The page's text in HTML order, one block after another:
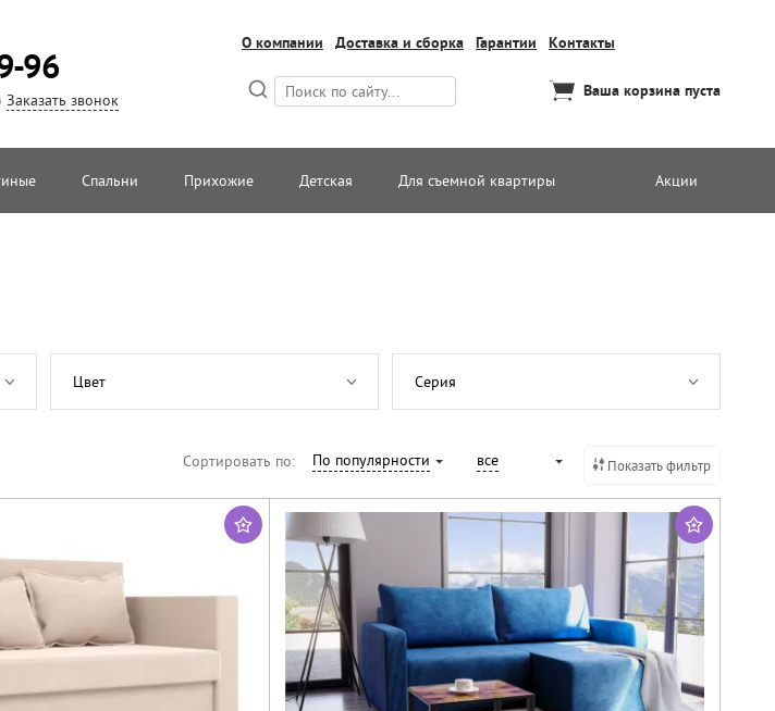
96
Заказать звонок
О компании Доставка и сборка Гарантии Контакты
Ваша корзина пуста
Спальни Прихожие Детская Для съемной квартиры Акции
Цвет Серия
Сортировать по: По популярности все Показать фильтр